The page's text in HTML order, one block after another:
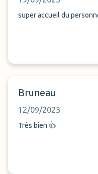
super accueil du
Bruneau
12/09/2023
Très bien 👍